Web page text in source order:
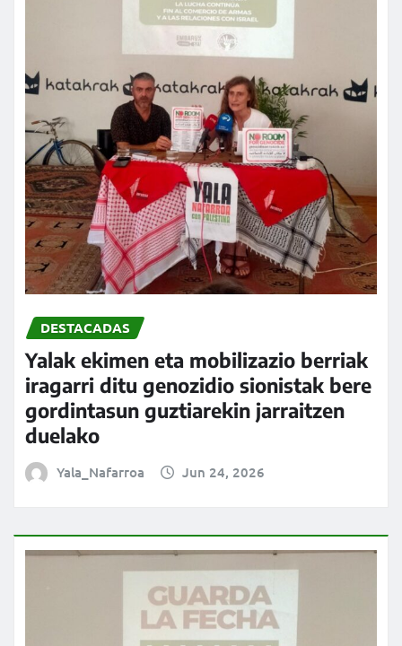
DESTACADAS
Yalak ekimen eta mobilizazio berriak
iragarri ditu genozidio sionistak bere
gordintasun guztiarekin jarraitzen
duelako
Yala_Nafarroa Jun 24, 2026